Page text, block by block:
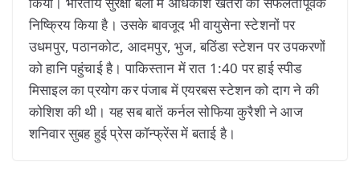
निष्क्रिय किया है। उसके बावजूद भी वायुसेना स्टेशनों पर
उधमपुर, पठानकोट, आदमपुर, भुज, बठिंडा स्टेशन पर उपकरणों
को हानि पहुंचाई है। पाकिस्तान में रात 1:40 पर हाई स्पीड
मिसाइल का प्रयोग कर पंजाब में एयरबस स्टेशन को दाग ने की
कोशिश की थी। यह सब बातें कर्नल सोफिया कुरैशी ने आज
शनिवार सुबह हुई प्रेस कॉन्फ्रेंस में बताई है।